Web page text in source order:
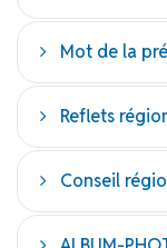
Mot de la
Reflets
Conseil